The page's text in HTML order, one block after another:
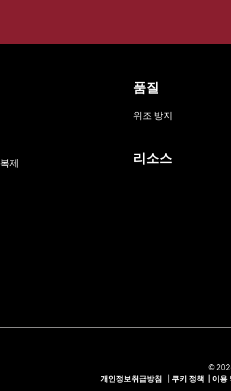
제
품질
위조 방지
리소스
©
개인정보취급방침
쿠키 정책 이용